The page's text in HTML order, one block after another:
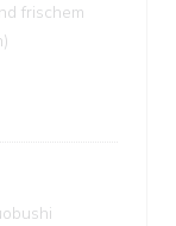
frischem